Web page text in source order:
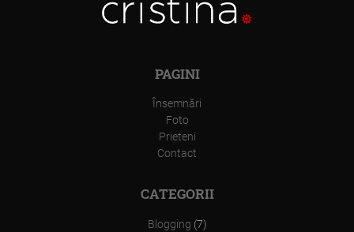
PAGINI
Însemnări
Foto
Prieteni
Contact
CATEGORII
Blogging (7)